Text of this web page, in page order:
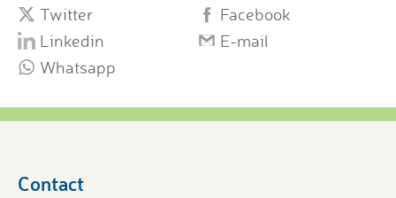
Twitter
Facebook
Linkedin
E-mail
Whatsapp
Contact